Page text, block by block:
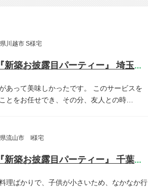
川越市 S様宅
開催しました! 『新築お披露目パーティー』 埼玉県川越市 S様宅
あって美味しかったです。
このサービスを
とをお任せでき、その分、友人との時…
流山市 I様宅
開催しました! 『新築お披露目パーティー』 千葉県流山市 I様宅
理ばかりで、子供が小さいため、なかなか行